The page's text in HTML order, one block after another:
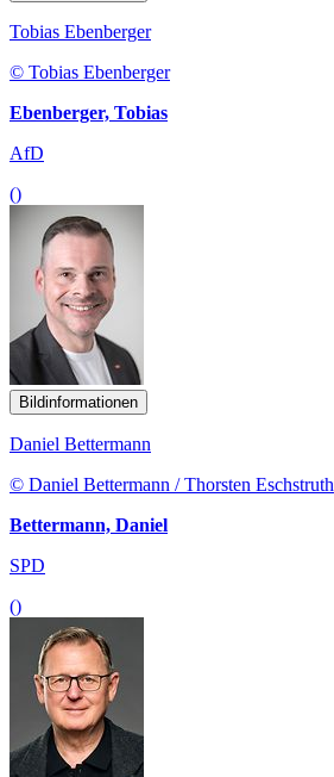
Tobias Ebenberger
© Tobias Ebenberger
Ebenberger, Tobias
AfD
()
Bildinformationen
Daniel Bettermann
© Daniel Bettermann / Thorsten Eschstruth
Bettermann, Daniel
SPD
()